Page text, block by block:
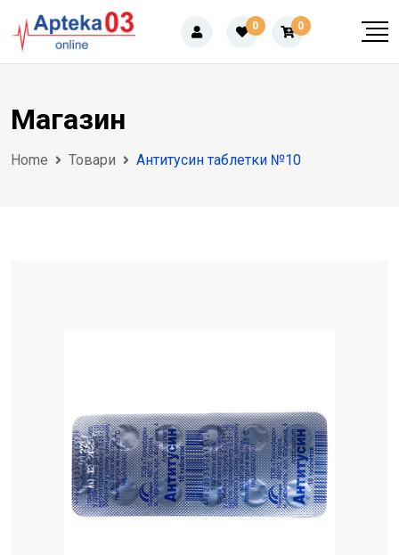
to
content
0 0
Магазин
Home Товари Антитусин таблетки №10